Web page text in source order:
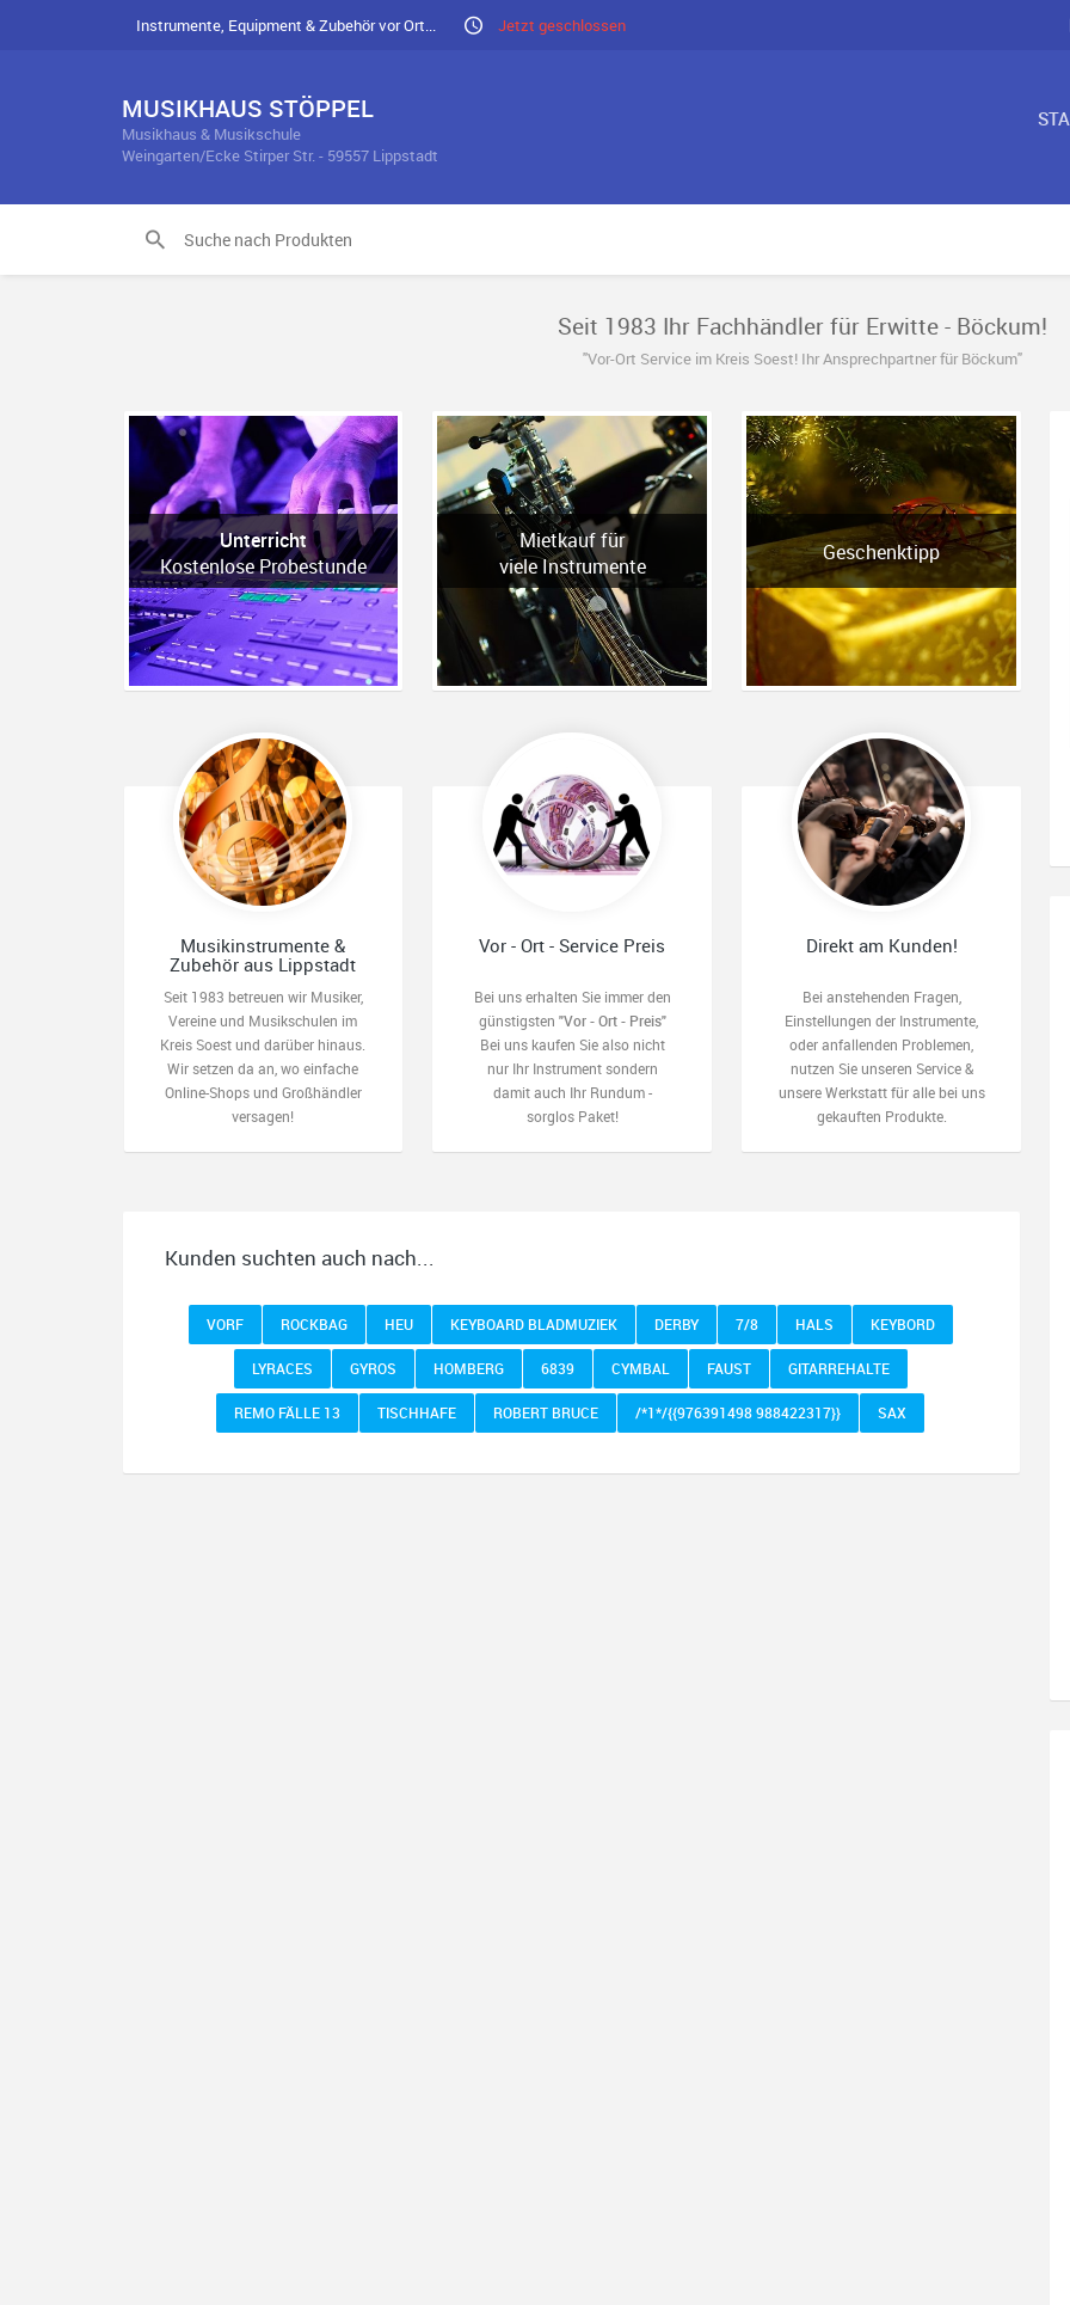
Instrumente, Equipment & Zubehör vor Ort... Jetzt geschlossen
MUSIKHAUS STÖPPEL
Musikhaus & Musikschule
Weingarten/Ecke Stirper Str. - 59557 Lippstadt
Seit 1983 Ihr Fachhändler für Erwitte - Böckum!
"Vor-Ort Service im Kreis Soest! Ihr Ansprechpartner für Böckum"
Unterricht
Kostenlose Probestunde
Mietkauf für
viele Instrumente
Geschenktipp
Musikinstrumente &
Zubehör aus Lippstadt
Seit 1983 betreuen wir Musiker,
Vereine und Musikschulen im
Kreis Soest und darüber hinaus.
Wir setzen da an, wo einfache
Online-Shops und Großhändler
versagen!
Vor - Ort - Service Preis
Bei uns erhalten Sie immer den
günstigsten "Vor - Ort - Preis"
Bei uns kaufen Sie also nicht
nur Ihr Instrument sondern
damit auch Ihr Rundum -
sorglos Paket!
Direkt am Kunden!
Bei anstehenden Fragen,
Einstellungen der Instrumente,
oder anfallenden Problemen,
nutzen Sie unseren Service &
unsere Werkstatt für alle bei uns
gekauften Produkte.
Kunden suchten auch nach...
VORF ROCKBAG HEU KEYBOARD BLADMUZIEK DERBY 7/8 HALS KEYBORD
LYRACES GYROS HOMBERG 6839 CYMBAL FAUST GITARREHALTE
REMO FÄLLE 13 TISCHHAFE ROBERT BRUCE /*1*/{{976391498 988422317}} SAX